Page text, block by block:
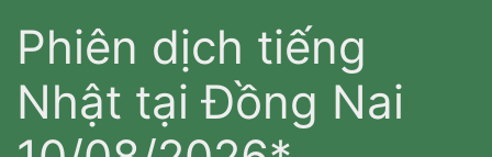
Phiên dịch tiếng
Nhật tại Đồng Nai